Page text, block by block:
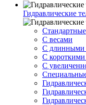
Гидравлические
Стандартные
С весами
С длинными
С
С